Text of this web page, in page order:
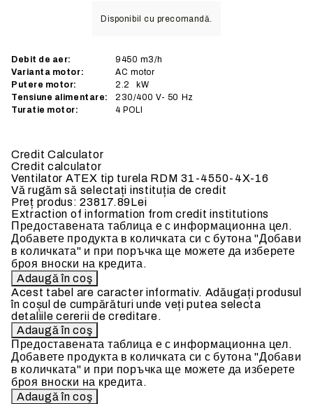
Disponibil cu precomandă.
Debit de aer: 9450 m3/h
Varianta motor:
AC motor
Putere motor:
2.2
kW
Tensiune alimentare:
230/400V- 50 Hz
Turatie motor:
4 POLI
Credit Calculator
Credit calculator
Ventilator ATEX tip turela RDM 31-4550-4X-16
Vă rugăm să selectați instituția de credit
Preț produs: 23817.89Lei
Extraction of information from credit institutions
Предоставената таблица е с информационна цел.
Добавете продукта в количката си с бутона "Добави
в количката" и при поръчка ще можете да изберете
броя вноски на кредита.
Acest tabel are caracter informativ. Adăugați produsul
în coșul de cumpărături unde veți putea selecta
detaliile cererii de creditare.
Предоставената таблица е с информационна цел.
Добавете продукта в количката си с бутона "Добави
в количката" и при поръчка ще можете да изберете
броя вноски на кредита.